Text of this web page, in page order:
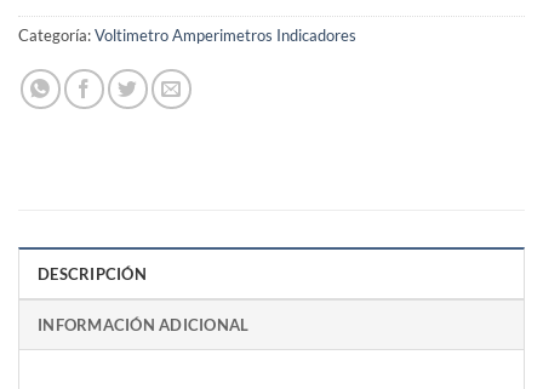
Categoría:Voltimetro Amperimetros Indicadores
DESCRIPCIÓN
INFORMACIÓN ADICIONAL